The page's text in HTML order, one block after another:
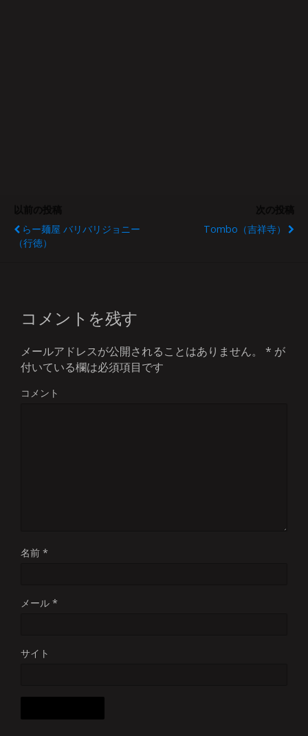
らー麺屋 バリバリジョニー
（行徳）
Tombo（吉祥寺）
コメントを残す
メールアドレスが公開されることはありません。 * が
付いている欄は必須項目です
コメント
名前 *
メール *
サイト